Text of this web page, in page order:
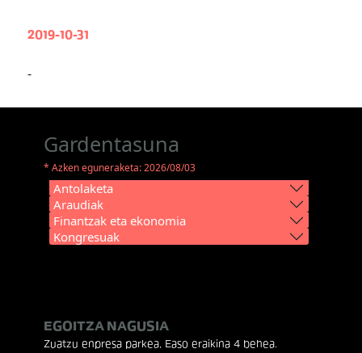
2019-10-31
-
Gardentasuna
* Azken eguneraketa: 2026/08/03
Antolaketa
Araudiak
Finantzak eta ekonomia
Kongresuak
EGOITZA NAGUSIA
Zuatzu enpresa parkea, Easo eraikina 4 behea.